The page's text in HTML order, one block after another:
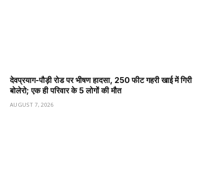
देवप्रयाग-पौड़ी रोड पर भीषण हादसा, 250 फीट गहरी खाई में गिरी
बोलेरो; एक ही परिवार के 5 लोगों की मौत
AUGUST 7, 2026